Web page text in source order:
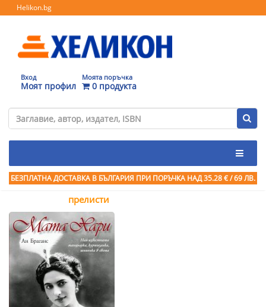
Helikon.bg
Вход
Моят профил
Моята поръчка
0 продукта
БЕЗПЛАТНА ДОСТАВКА В БЪЛГАРИЯ ПРИ ПОРЪЧКА НАД 35.28 € / 69 ЛВ.
прелисти